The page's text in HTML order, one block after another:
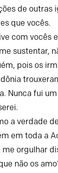
de outras
que vocês.
com vocês
sustentar,
pois os
Nunca fui
a verdade
em toda a
orgulhar
não os